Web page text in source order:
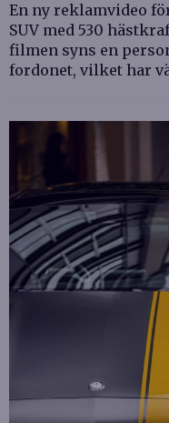
En ny reklamvideo
SUV med 530
filmen syns en
fordonet, vilket har